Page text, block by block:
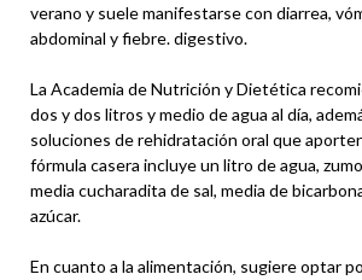
verano y suele manifestarse con diarrea,
abdominal y fiebre. digestivo.
La Academia de Nutrición y Dietética
dos y dos litros y medio de agua al día,
soluciones de rehidratación oral que
fórmula casera incluye un litro de agua,
media cucharadita de sal, media de
azúcar.
En cuanto a la alimentación, sugiere optar